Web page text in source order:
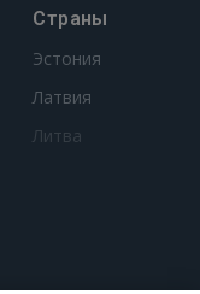
Страны
Эстония
Латвия
Литва